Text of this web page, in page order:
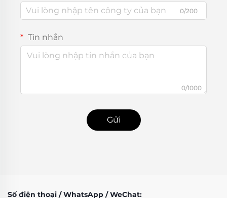
0/200
Tin nhắn
0/1000
Gửi
Số điện thoại / WhatsApp / WeChat: